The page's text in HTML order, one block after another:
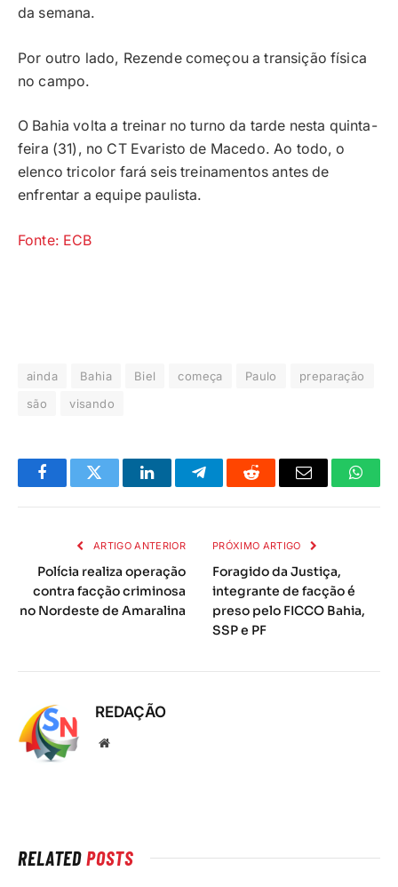
da semana.
Por outro lado, Rezende começou a transição física
no campo.
O Bahia volta a treinar no turno da tarde nesta quinta-
feira (31), no CT Evaristo de Macedo. Ao todo, o
elenco tricolor fará seis treinamentos antes de
enfrentar a equipe paulista.
Fonte: ECB
ainda Bahia Biel começa Paulo
preparação
são
visando
FacebookTwitter LinkedInTelegramaReddit
E-
ARTIGO ANTERIOR
Polícia realiza operação
contra facção criminosa
no Nordeste de Amaralina
PRÓXIMO ARTIGO
Foragido da Justiça,
integrante de facção é
preso pelo FICCO Bahia,
SSP e PF
REDAÇÃO
Local
RELATEDPOSTS